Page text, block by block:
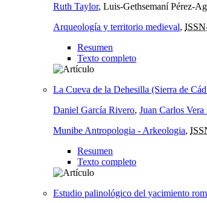
Ruth Taylor, Luis-Gethsemaní Pérez-
Arqueología y territorio medieval,
Resumen
Texto completo
La Cueva de la Dehesilla (Sierra de
Daniel García Rivero, Juan Carlos
Munibe Antropologia - Arkeologia,
Resumen
Texto completo
Estudio palinológico del yacimiento